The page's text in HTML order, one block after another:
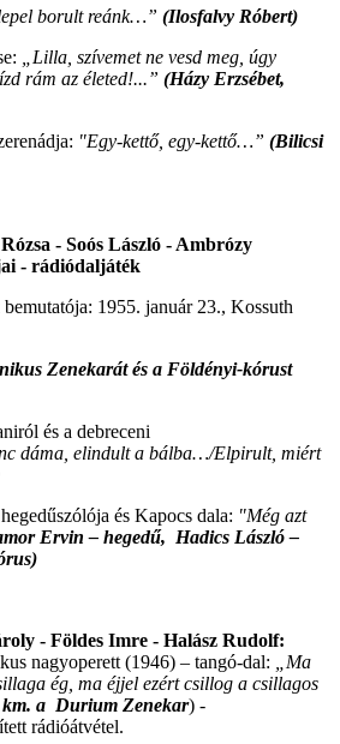
borult reánk…” (Ilosfalvy Róbert)
„Lilla, szívemet ne vesd meg, úgy
rám az életed!...” (Házy Erzsébet,
"Egy-kettő, egy-kettő…” (Bilicsi
- Soós László - Ambrózy
- rádiódaljáték
1955. január 23., Kossuth
Zenekarát és a Földényi-kórust
és a debreceni
dáma, elindult a bálba…/Elpirult, miért
és Kapocs dala: "Még azt
Ervin – hegedű, Hadics László –
- Földes Imre - Halász Rudolf:
nagyoperett (1946) – tangó-dal: „Ma
ég, ma éjjel ezért csillog a csillagos
a Durium Zenekar) -
rádióátvétel.